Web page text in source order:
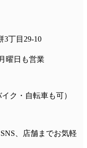
3丁目29-10
曜日も営業
ク・自転車も可）
、店舗までお気軽